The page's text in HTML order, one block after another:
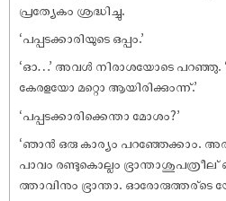
പ്രത്യേകം ശ്രദ്ധിച്ചു.
‘പപ്പടക്കാരിയുടെ ഒപ്പം.’
‘ഓ…’ അവൾ നിരാശയോടെ പറഞ്ഞു.
കേരളയോ മറ്റൊ ആയിരിക്കുംന്ന്.’
‘പപ്പടക്കാരിക്കെന്താ മോശം?’
‘ഞാൻ ഒരു കാര്യം പറഞ്ഞേക്കാം.
പാവം രണ്ടുകൊല്ലം ഭ്രാന്താശുപത്രീല്
ത്താവിനും ഭ്രാന്താ. ഓരോരുത്തര്‌ടെ